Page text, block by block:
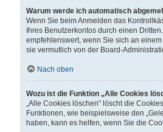
Warum werde ich automatisch
Wenn Sie beim Anmelden das
Ihres Benutzerkontos durch einen
empfehlenswert, wenn Sie sich an
sie vermutlich von der Board-
Nach oben
Wozu ist die Funktion „Alle Cookies
„Alle Cookies löschen“ löscht die
Funktionen, wie beispielsweise den
haben, kann es helfen, wenn Sie die